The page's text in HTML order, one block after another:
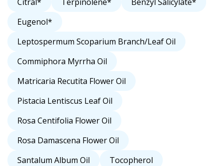
Eugenol*
Leptospermum Scoparium Branch/Leaf Oil
Commiphora Myrrha Oil
Matricaria Recutita Flower Oil
Pistacia Lentiscus Leaf Oil
Rosa Centifolia Flower Oil
Rosa Damascena Flower Oil
Santalum Album Oil
Tocopherol